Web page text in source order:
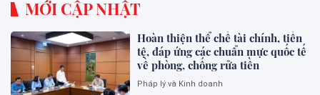
MỚI CẬP NHẬT
Hoàn thiện thể chế tài chính, tiền
tệ, đáp ứng các chuẩn mực quốc tế
về phòng, chống rửa tiền
Pháp lý và Kinh doanh